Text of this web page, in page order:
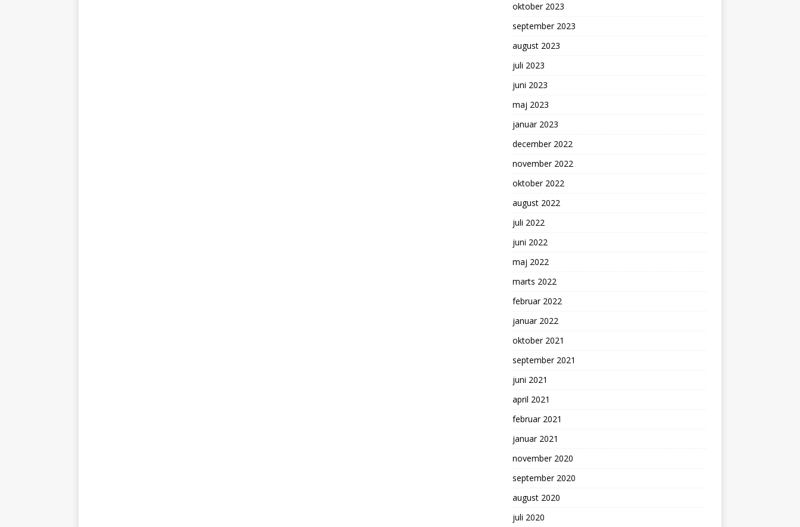
oktober 2023
september 2023
august 2023
juli 2023
juni 2023
maj 2023
januar 2023
december 2022
november 2022
oktober 2022
august 2022
juli 2022
juni 2022
maj 2022
marts 2022
februar 2022
januar 2022
oktober 2021
september 2021
juni 2021
april 2021
februar 2021
januar 2021
november 2020
september 2020
august 2020
juli 2020